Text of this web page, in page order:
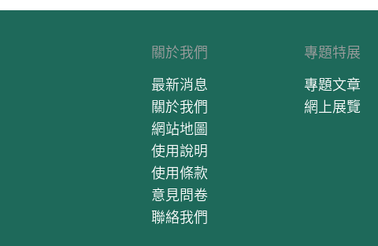
關於我們
最新消息
關於我們
網站地圖
使用說明
使用條款
意見問卷
聯絡我們
專題特展
專題文章
網上展覽